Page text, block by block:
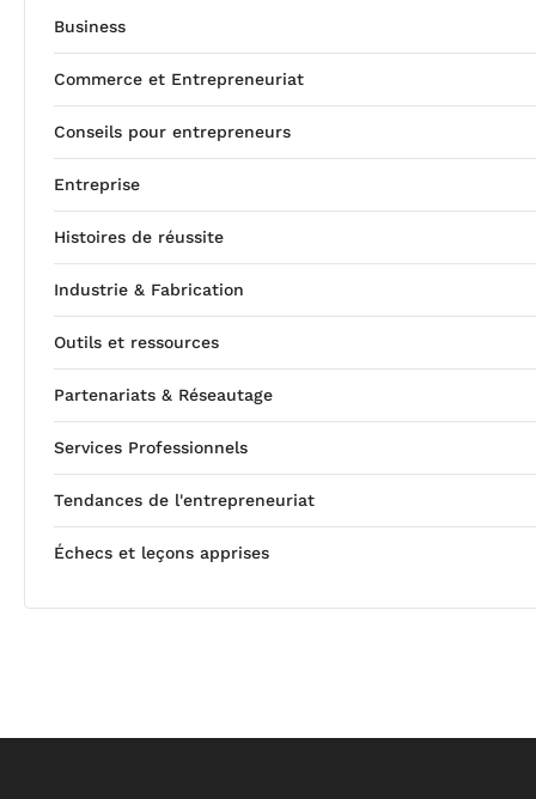
Business
Commerce et Entrepreneuriat
Conseils pour entrepreneurs
Entreprise
Histoires de réussite
Industrie & Fabrication
Outils et ressources
Partenariats & Réseautage
Services Professionnels
Tendances de l'entrepreneuriat
Échecs et leçons apprises